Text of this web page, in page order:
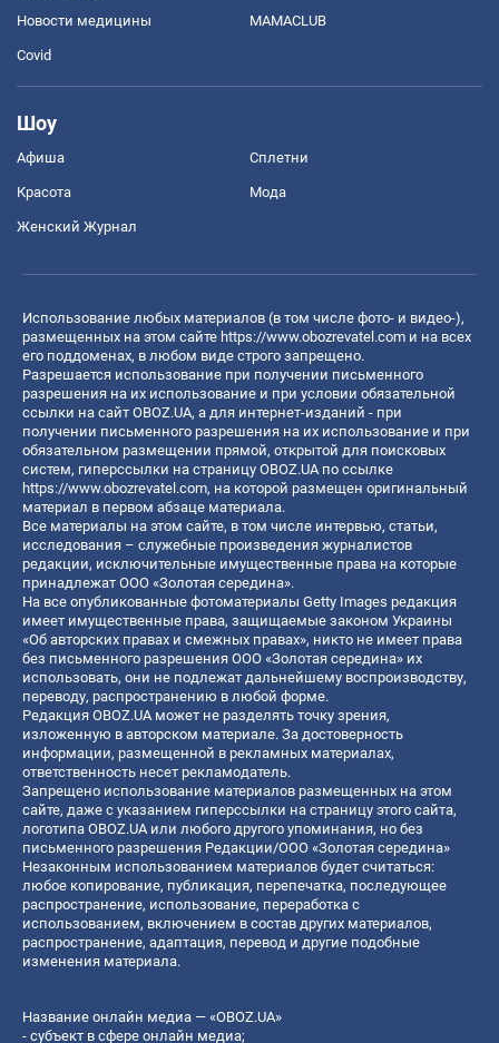
Новости медицины MAMACLUB
Covid
Шоу
Афиша Сплетни
Красота Мода
Женский Журнал
Использование любых материалов (в том числе фото- и видео-),
размещенных на этом сайте https://www.obozrevatel.com и на всех
его поддоменах, в любом виде строго запрещено.
Разрешается использование при получении письменного
разрешения на их использование и при условии обязательной
ссылки на сайт OBOZ.UA, а для интернет-изданий - при
получении письменного разрешения на их использование и при
обязательном размещении прямой, открытой для поисковых
систем, гиперссылки на страницу OBOZ.UA по ссылке
https://www.obozrevatel.com, на которой размещен оригинальный
материал в первом абзаце материала.
Все материалы на этом сайте, в том числе интервью, статьи,
исследования – служебные произведения журналистов
редакции, исключительные имущественные права на которые
принадлежат ООО «Золотая середина».
На все опубликованные фотоматериалы Getty Images редакция
имеет имущественные права, защищаемые законом Украины
«Об авторских правах и смежных правах», никто не имеет права
без письменного разрешения ООО «Золотая середина» их
использовать, они не подлежат дальнейшему воспроизводству,
переводу, распространению в любой форме.
Редакция OBOZ.UA может не разделять точку зрения,
изложенную в авторском материале. За достоверность
информации, размещенной в рекламных материалах,
ответственность несет рекламодатель.
Запрещено использование материалов размещенных на этом
сайте, даже с указанием гиперссылки на страницу этого сайта,
логотипа OBOZ.UA или любого другого упоминания, но без
письменного разрешения Редакции/ООО «Золотая середина»
Незаконным использованием материалов будет считаться:
любое копирование, публикация, перепечатка, последующее
распространение, использование, переработка с
использованием, включением в состав других материалов,
распространение, адаптация, перевод и другие подобные
изменения материала.
Название онлайн медиа — «OBOZ.UA»
- субъект в сфере онлайн медиа;